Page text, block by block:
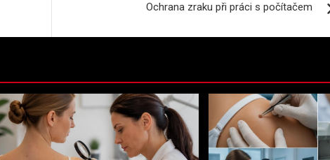
Ochrana zraku při práci s počítačem